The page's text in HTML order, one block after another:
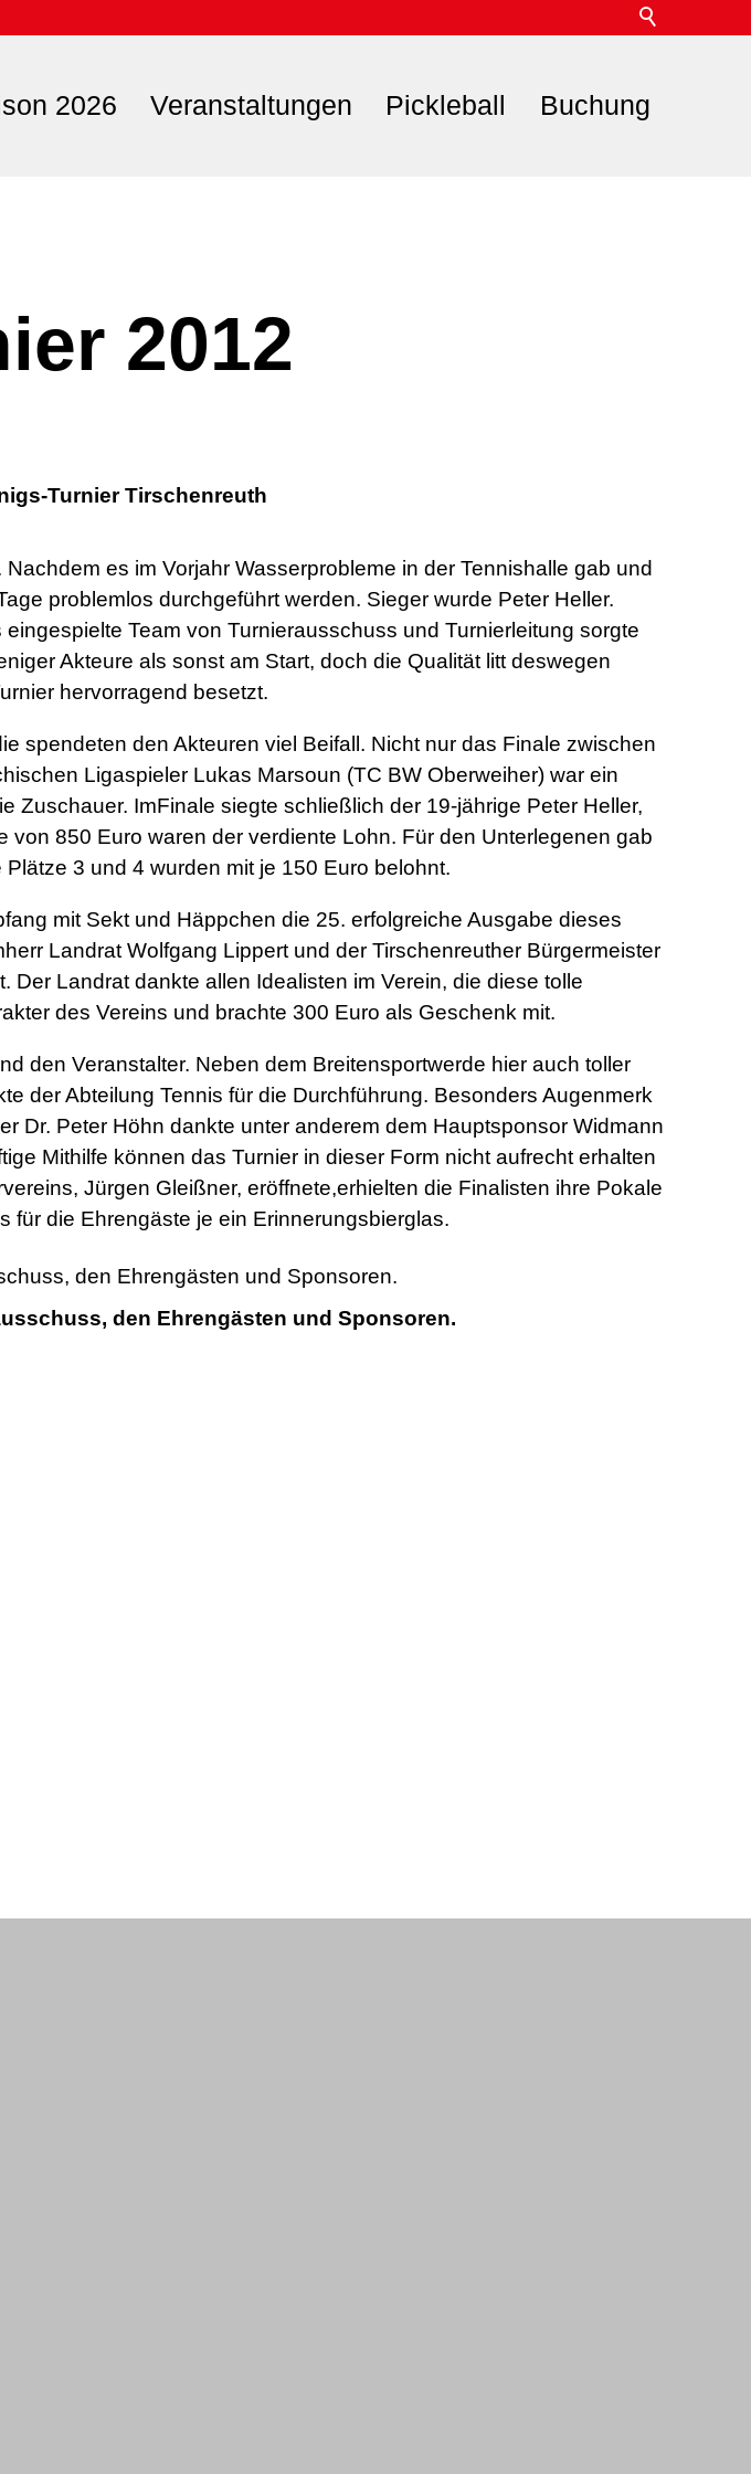
2026 Veranstaltungen Pickleball Buchung
2012
Turnier Tirschenreuth
es im Vorjahr Wasserprobleme in der Tennishalle gab und
problemlos durchgeführt werden. Sieger wurde Peter Heller.
Team von Turnierausschuss und Turnierleitung sorgte
Akteure als sonst am Start, doch die Qualität litt deswegen
hervorragend besetzt.
spendeten den Akteuren viel Beifall. Nicht nur das Finale zwischen
Ligaspieler Lukas Marsoun (TC BW Oberweiher) war ein
Zuschauer. ImFinale siegte schließlich der 19-jährige Peter Heller,
850 Euro waren der verdiente Lohn. Für den Unterlegenen gab
3 und 4 wurden mit je 150 Euro belohnt.
mit Sekt und Häppchen die 25. erfolgreiche Ausgabe dieses
Landrat Wolfgang Lippert und der Tirschenreuther Bürgermeister
Landrat dankte allen Idealisten im Verein, die diese tolle
des Vereins und brachte 300 Euro als Geschenk mit.
den Veranstalter. Neben dem Breitensportwerde hier auch toller
der Abteilung Tennis für die Durchführung. Besonders Augenmerk
Dr. Peter Höhn dankte unter anderem dem Hauptsponsor Widmann
Mithilfe können das Turnier in dieser Form nicht aufrecht erhalten
Jürgen Gleißner, eröffnete,erhielten die Finalisten ihre Pokale
für die Ehrengäste je ein Erinnerungsbierglas.
den Ehrengästen und Sponsoren.